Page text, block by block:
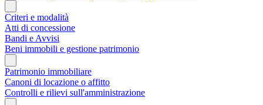
Criteri e modalità
Atti di concessione
Bandi e Avvisi
Beni immobili e gestione patrimonio
Patrimonio immobiliare
Canoni di locazione o affitto
Controlli e rilievi sull'amministrazione